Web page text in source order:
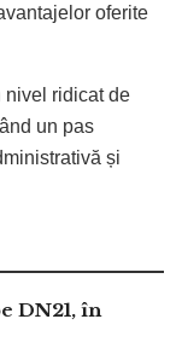
oferite
nivel ridicat de
un pas
și
DN21, în